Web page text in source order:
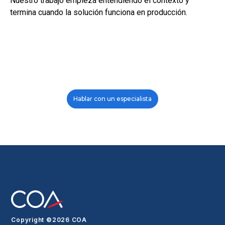
termina cuando la solución funciona en producción.
Hablar con un especialista
Copyright ©2026 COA